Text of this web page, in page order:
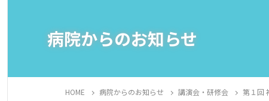
病院からのお知らせ
HOME 病院からのお知らせ 講演会・研修会 第１回